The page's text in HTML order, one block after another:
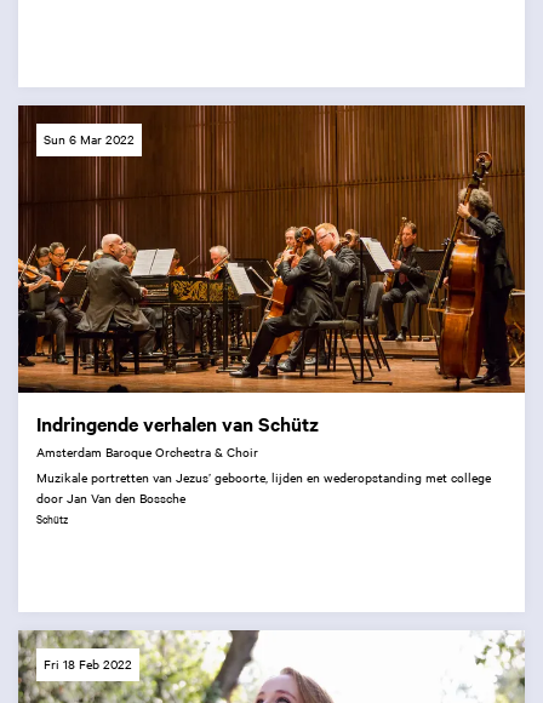
Indringende verhalen van Schütz
Amsterdam Baroque Orchestra & Choir
Muzikale portretten van Jezus’ geboorte, lijden en wederopstanding met college
door Jan Van den Bossche
Schütz
Sun 6 Mar 2022
Fri 18 Feb 2022